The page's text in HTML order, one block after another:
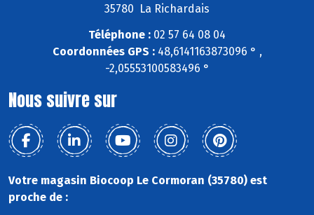
35780 La Richardais
Téléphone : 02 57 64 08 04
Coordonnées GPS :48,6141163873096 ° ,
-2,05553100583496 °
Nous suivre sur
Votre magasin Biocoop Le Cormoran (35780) est
proche de :